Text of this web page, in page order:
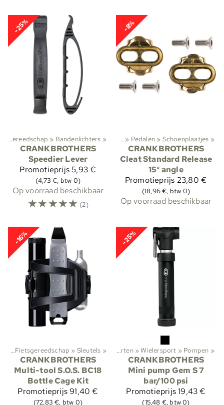
-25%
Fietsgereedschap ‪» Bandenlichters ‪»
CRANKBROTHERS
Speedier Lever
Promotieprijs5,93 €
(4,73 €, btw 0)
Op voorraad beschikbaar
☆☆☆☆☆ (2)
-8%
Sporten‪»Wielersport‪» Components ‪» Pedalen ‪» Schoenplaatjes ‪»
CRANKBROTHERS
Cleat Standard Release
15° angle
Promotieprijs 23,80 €
(18,96 €, btw 0)
Op voorraad beschikbaar
-16%
‪» Fietsgereedschap ‪» Sleutels ‪»
CRANKBROTHERS
Multi-tool S.O.S. BC18
Bottle Cage Kit
Promotieprijs91,40 €
(72,83 €, btw 0)
-25%
Sporten ‪»Wielersport ‪» Pompen ‪»
CRANKBROTHERS
Mini pump Gem S 7
bar/100 psi
Promotieprijs19,43 €
(15,48 €, btw 0)